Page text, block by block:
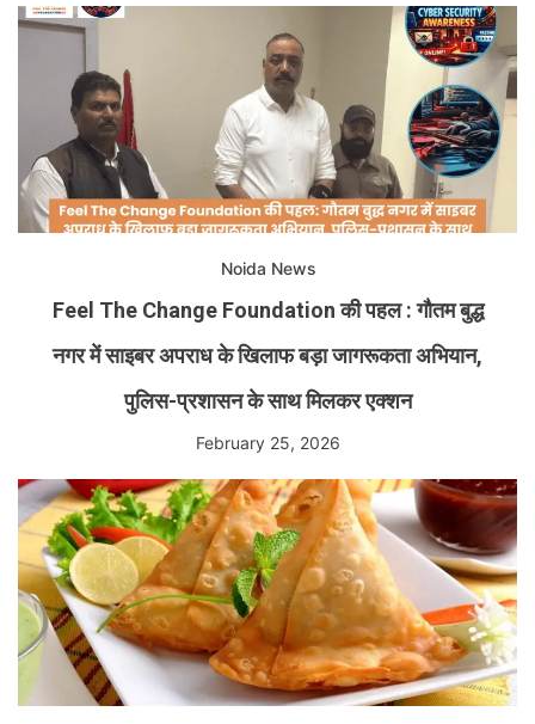
Noida News
Feel The Change Foundation की पहल : गौतम बुद्ध
नगर में साइबर अपराध के खिलाफ बड़ा जागरूकता अभियान,
पुलिस-प्रशासन के साथ मिलकर एक्शन
February 25, 2026